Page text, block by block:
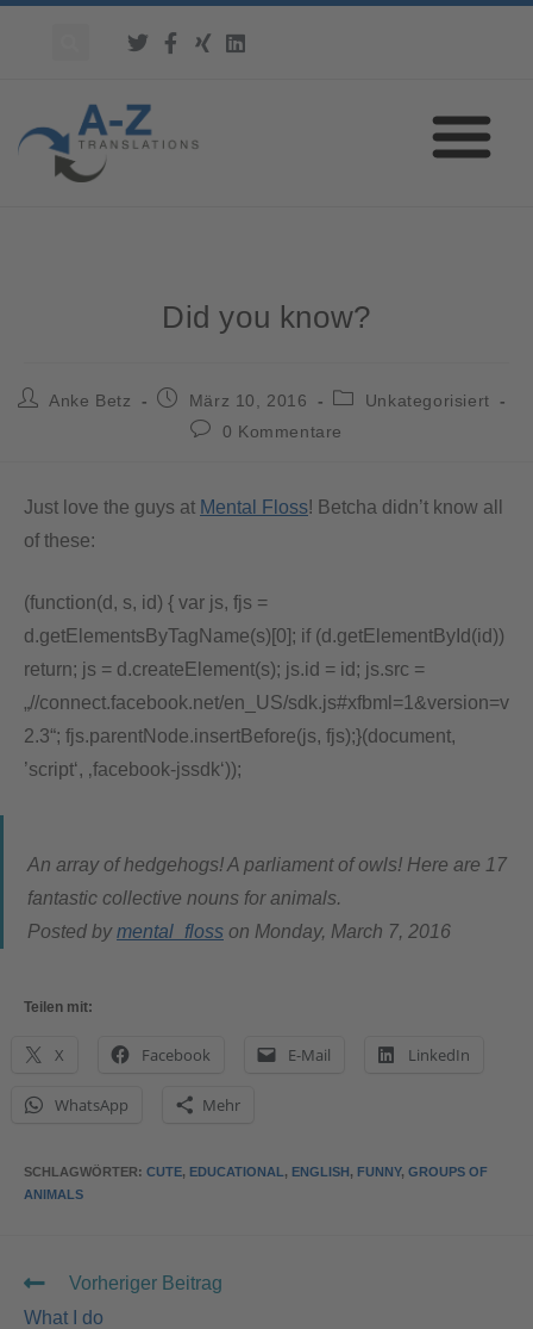
Did you know?
Anke Betz März 10, 2016
Unkategorisiert
0 Kommentare
Just love the guys at Mental Floss! Betcha didn’t know all
of these:
(function(d, s, id) { var js, fjs =
d.getElementsByTagName(s)[0]; if (d.getElementById(id))
return; js = d.createElement(s); js.id = id; js.src =
„//connect.facebook.net/en_US/sdk.js#xfbml=1&version=v
2.3“; fjs.parentNode.insertBefore(js, fjs);}(document,
’script‘, ‚facebook-jssdk‘));
An array of hedgehogs! A parliament of owls! Here are 17
fantastic collective nouns for animals.
Posted bymental_floss on Monday, March 7, 2016
Teilen mit:
X Facebook E-Mail LinkedIn
WhatsApp Mehr
SCHLAGWÖRTER: CUTE, EDUCATIONAL , ENGLISH, FUNNY, GROUPS OF
ANIMALS
Vorheriger Beitrag
What I do